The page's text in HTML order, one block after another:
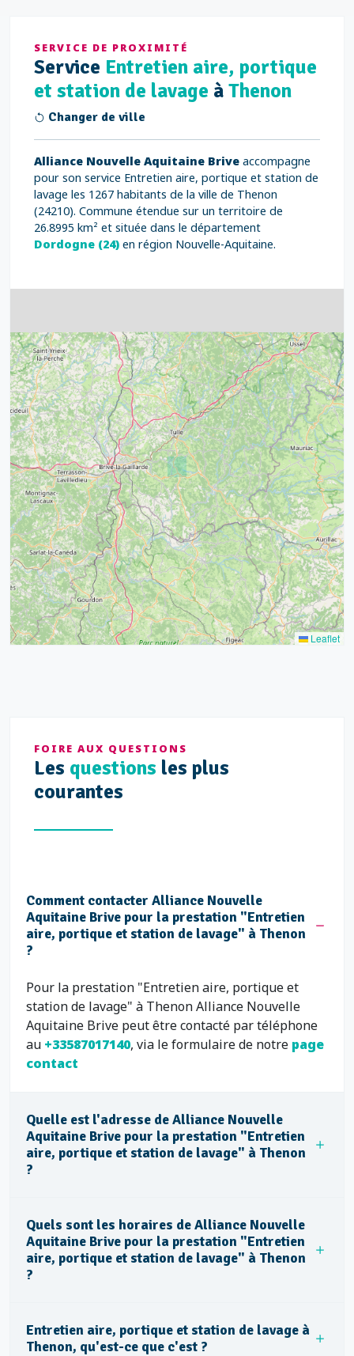
SERVICE DE PROXIMITÉ
Service Entretien aire, portique
et station de lavage àThenon
Changer de ville
Alliance Nouvelle Aquitaine Brive accompagne
pour son service Entretien aire, portique et station de
lavage les 1267 habitants de la ville de Thenon
(24210). Commune étendue sur un territoire de
26.8995 km² et située dans le département
Dordogne (24) en région Nouvelle-Aquitaine.
4
15
21
14
32
39
52 68
43
Leaflet
FOIRE AUX QUESTIONS
Les questions les plus
courantes
Comment contacter Alliance Nouvelle
Aquitaine Brive pour la prestation "Entretien
aire, portique et station de lavage" à Thenon
?
Pour la prestation "Entretien aire, portique et
station de lavage" à Thenon Alliance Nouvelle
Aquitaine Brive peut être contacté par téléphone
au +33587017140, via le formulaire de notre page
contact
Quelle est l'adresse de Alliance Nouvelle
Aquitaine Brive pour la prestation "Entretien
aire, portique et station de lavage" à Thenon
?
Quels sont les horaires de Alliance Nouvelle
Aquitaine Brive pour la prestation "Entretien
aire, portique et station de lavage" à Thenon
?
Entretien aire, portique et station de lavage à
Thenon, qu'est-ce que c'est ?